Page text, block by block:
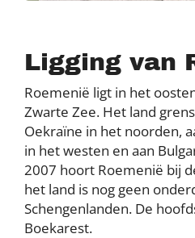
Ligging van
Roemenië ligt in het
Zwarte Zee. Het land
Oekraïne in het noorden,
in het westen en aan
2007 hoort Roemenië bij
het land is nog geen
Schengenlanden. De
Boekarest.